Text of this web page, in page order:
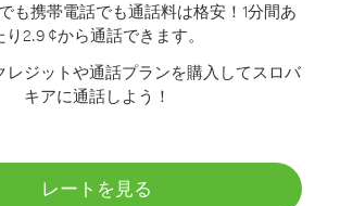
も携帯電話でも通話料は格安！1分間あ
り2.9 ¢から通話できます。
レジットや通話プランを購入してスロバ
キアに通話しよう！
レートを見る